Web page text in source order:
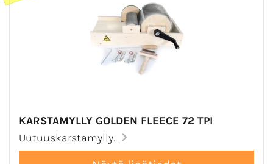
KARSTAMYLLY GOLDEN FLEECE 72 TPI
Uutuuskarstamylly...